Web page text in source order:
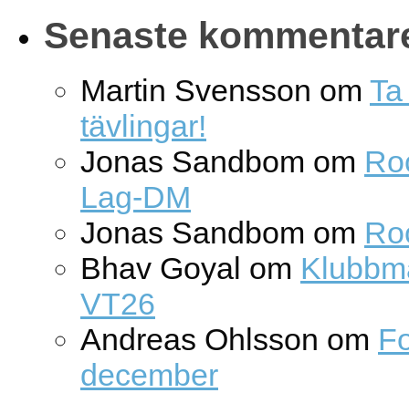
Senaste
Martin Svensson om
tävlingar!
Jonas Sandbom om
Lag-DM
Jonas Sandbom om
Bhav Goyal om
VT26
Andreas Ohlsson om
december